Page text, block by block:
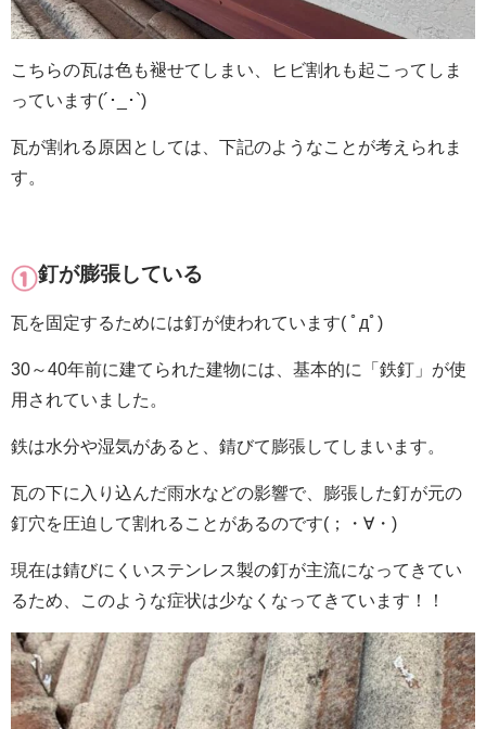
こちらの瓦は色も褪せてしまい、ヒビ割れも起こってしま
っています(´･_･`)
瓦が割れる原因としては、下記のようなことが考えられま
す。
釘が膨張している
瓦を固定するためには釘が使われています( ﾟдﾟ)
30～40年前に建てられた建物には、基本的に「鉄釘」が使
用されていました。
鉄は水分や湿気があると、錆びて膨張してしまいます。
瓦の下に入り込んだ雨水などの影響で、膨張した釘が元の
釘穴を圧迫して割れることがあるのです(；・∀・)
現在は錆びにくいステンレス製の釘が主流になってきてい
るため、このような症状は少なくなってきています！！